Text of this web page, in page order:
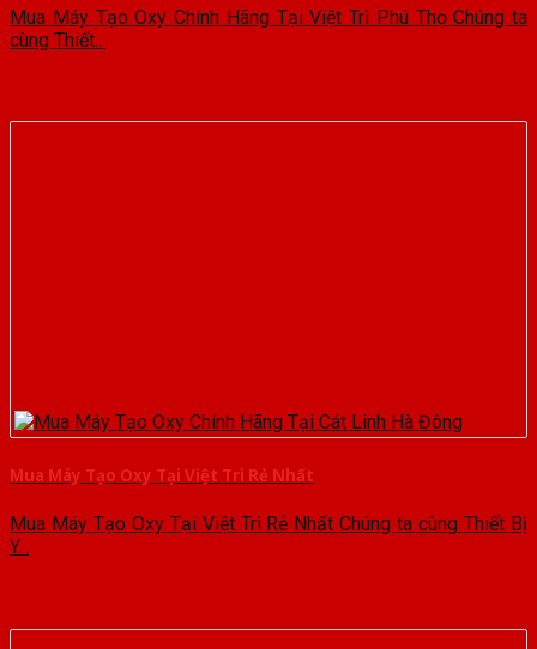
Mua Máy Tạo Oxy Chính Hãng Tại Việt Trì Phú Thọ Chúng ta
cùng Thiết...
Mua Máy Tạo Oxy Tại Việt Trì Rẻ Nhất
Mua Máy Tạo Oxy Tại Việt Trì Rẻ Nhất Chúng ta cùng Thiết Bị
Y...